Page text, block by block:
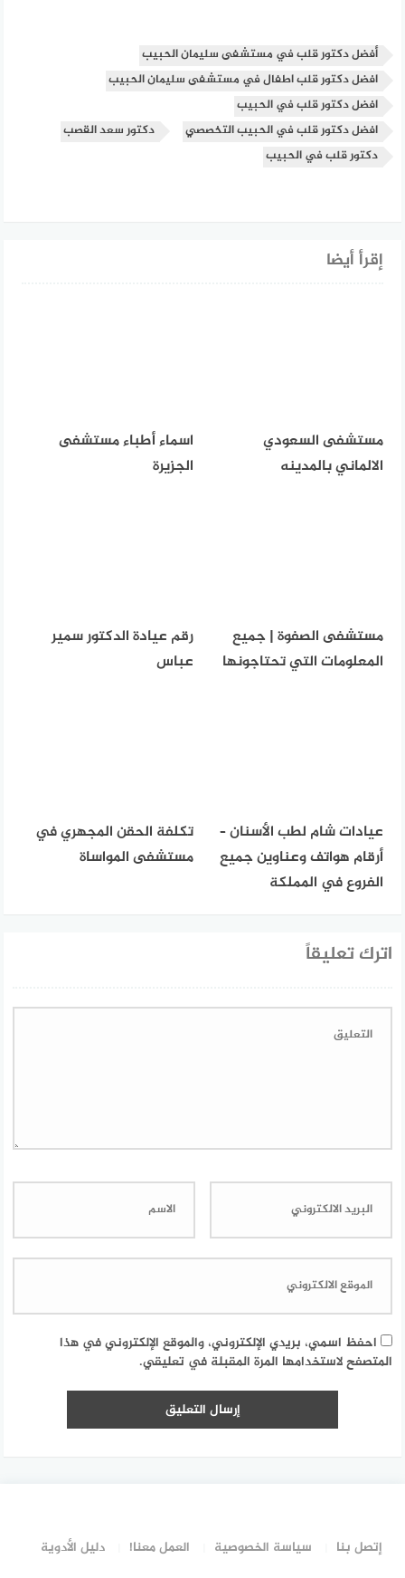
أفضل دكتور قلب في مستشفى سليمان الحبيب
افضل دكتور قلب اطفال في مستشفى سليمان الحبيب
افضل دكتور قلب في الحبيب
افضل دكتور قلب في الحبيب التخصصي
دكتور سعد القصب
دكتور قلب في الحبيب
إقرأ أيضا
مستشفى السعودي
الالماني بالمدينه
اسماء أطباء مستشفى
الجزيرة
مستشفى الصفوة | جميع
المعلومات التي تحتاجونها
رقم عيادة الدكتور سمير
عباس
عيادات شام لطب الأسنان –
أرقام هواتف وعناوين جميع
الفروع في المملكة
تكلفة الحقن المجهري في
مستشفى المواساة
اترك تعليقاً
احفظ اسمي، بريدي الإلكتروني، والموقع الإلكتروني في هذا
المتصفح لاستخدامها المرة المقبلة في تعليقي.
إتصل بنا سياسة الخصوصية العمل معنا! دليل الأدوية